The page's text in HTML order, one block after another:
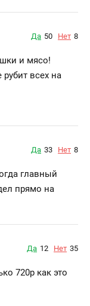
Да 50 Нет 8
и мясо!
всех на
Да 33 Нет 8
главный
прямо на
Да 12 Нет 35
720p как это